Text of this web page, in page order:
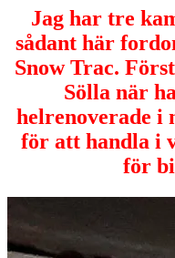
Jag har tre
sådant här
Snow Trac.
Sölla när
helrenoverade i
för att handla i
för